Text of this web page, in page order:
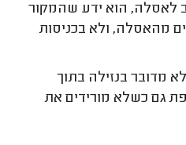
לאסלה, הוא ידע שהמקור
מהאסלה, ולא בכניסות
מדובר בנזילה בתוך
גם כשלא מורידים את